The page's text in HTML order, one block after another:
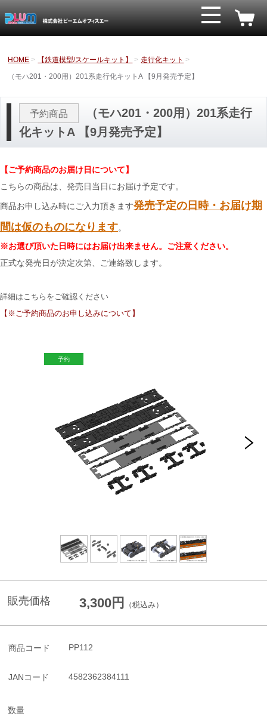
HOME 【鉄道模型/スケールキット】
走行化キット
（モハ201・200用）201系走行化キットA 【9月発売予定】
予約商品
（モハ201・200用）201系走行
化キットA 【9月発売予定】
【ご予約商品のお届け日について】
こちらの商品は、発売日当日にお届け予定です。
商品お申し込み時にご入力頂きます発売予定の日時・お届け期
間は仮のものになります。
※お選び頂いた日時にはお届け出来ません。ご注意ください。
正式な発売日が決定次第、ご連絡致します。
詳細はこちらをご確認ください
【※ご予約商品のお申し込みについて】
販売価格 3,300円 （税込み）
商品コード PP112
JANコード 4582362384111
数量